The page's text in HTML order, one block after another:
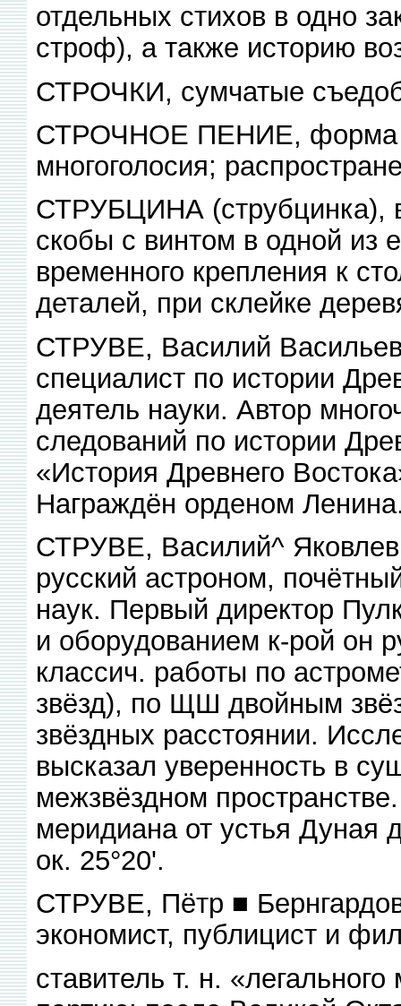
отдельных стихов в одно
строф), а также историю
СТРОЧКИ, сумчатые
СТРОЧНОЕ ПЕНИЕ, форма
многоголосия;
СТРУБЦИНА (струбцинка),
скобы с винтом в одной из
временного крепления к
деталей, при склейке
СТРУВЕ, Василий
специалист по истории
деятель науки. Автор
следований по истории
«История Древнего
Награждён орденом
СТРУВЕ, Василий^
русский астроном,
наук. Первый директор
и оборудованием к-рой он
классич. работы по
звёзд), по ЩШ двойным
звёздных расстоянии.
высказал уверенность в
межзвёздном
меридиана от устья Дуная
ок. 25°20'.
СТРУВЕ, Пётр ■
экономист, публицист и
ставитель т. н.